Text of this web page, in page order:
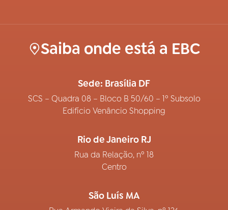
Saiba onde está a EBC
Sede: Brasília DF
SCS – Quadra 08 – Bloco B 50/60 – 1º Subsolo
Edifício Venâncio Shopping
Rio de Janeiro RJ
Rua da Relação, nº 18
Centro
São Luís MA